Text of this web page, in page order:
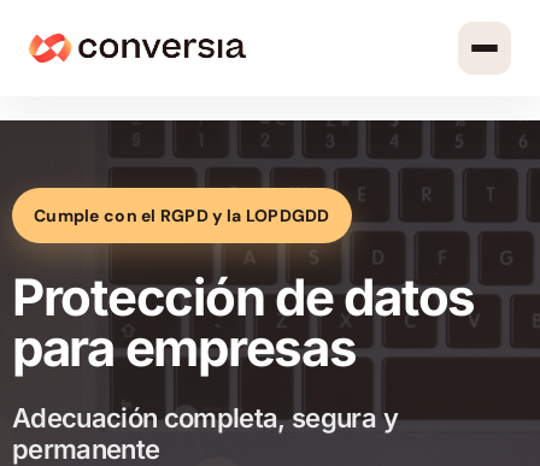
Cumple con el RGPD y la LOPDGDD
Protección de datos
para empresas
Adecuación completa, segura y
permanente